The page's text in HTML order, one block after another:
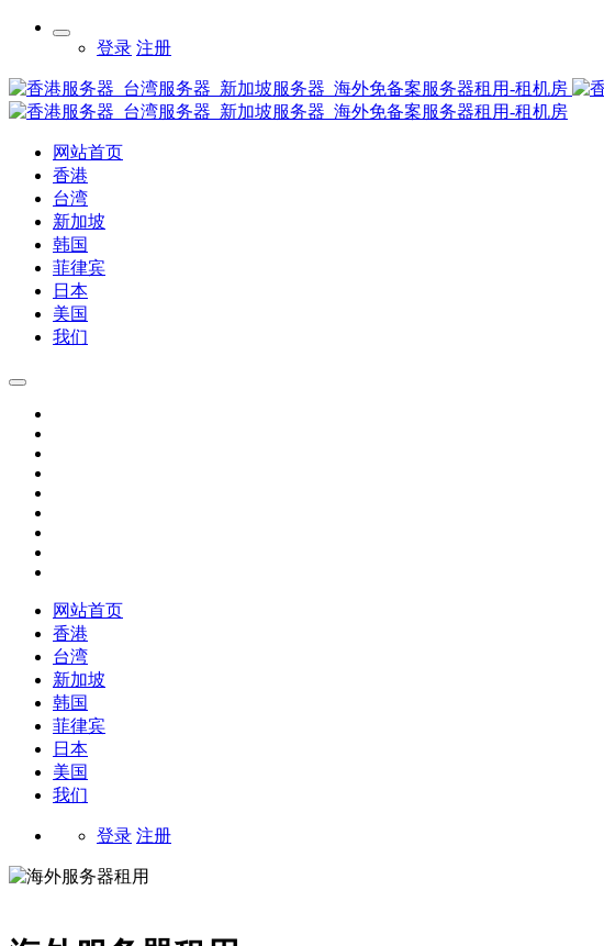
登录 注册
网站首页
香港
台湾
新加坡
韩国
菲律宾
日本
美国
我们
网站首页
香港
台湾
新加坡
韩国
菲律宾
日本
美国
我们
登录 注册